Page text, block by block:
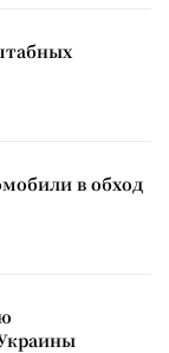
в обход